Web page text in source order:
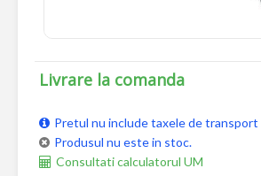
Livrare la comanda
Pretul nu include taxele de transport
Produsul nu este in stoc.
Consultati calculatorul UM